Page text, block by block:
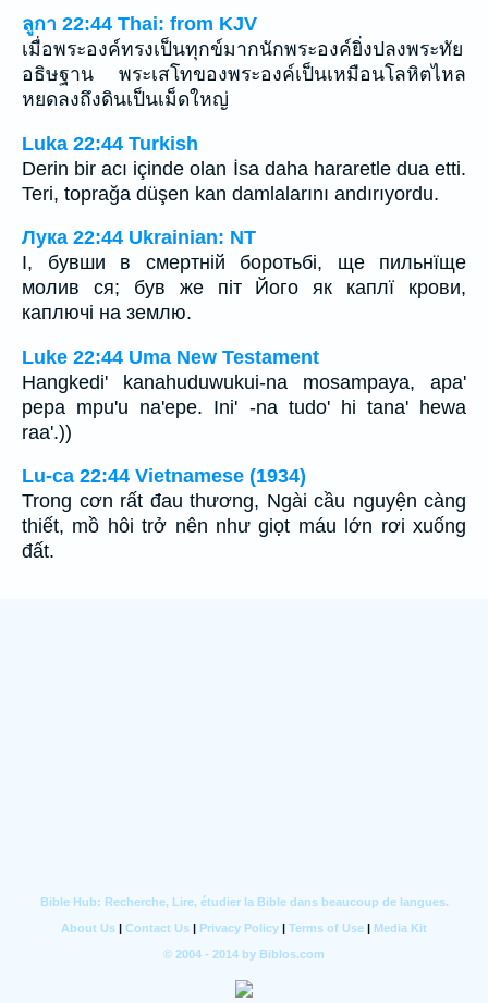
ลูกา 22:44 Thai: from KJV
เมื่อพระองค์ทรงเป็นทุกข์มากนักพระองค์ยิ่งปลงพระทัย
อธิษฐาน พระเสโทของพระองค์เป็นเหมือนโลหิตไหล
หยดลงถึงดินเป็นเม็ดใหญ่
Luka 22:44 Turkish
Derin bir acı içinde olan İsa daha hararetle dua etti.
Teri, toprağa düşen kan damlalarını andırıyordu.
Лука 22:44 Ukrainian: NT
І, бувши в смертній боротьбі, ще пильнїще
молив ся; був же піт Його як каплї крови,
каплючі на землю.
Luke 22:44 Uma New Testament
Hangkedi' kanahuduwukui-na mosampaya, apa'
pepa mpu'u na'epe. Ini' -na tudo' hi tana' hewa
raa'.))
Lu-ca 22:44 Vietnamese (1934)
Trong cơn rất đau thương, Ngài cầu nguyện càng
thiết, mồ hôi trở nên như giọt máu lớn rơi xuống
đất.